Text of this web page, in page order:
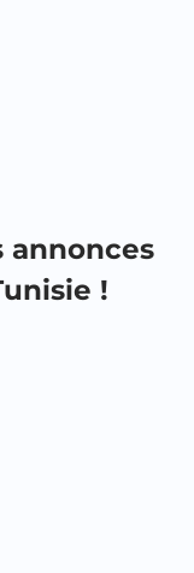
annonces
!